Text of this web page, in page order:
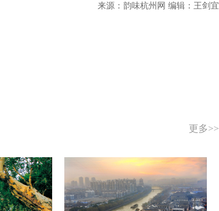
来源：韵味杭州网 编辑：王剑宜
更多>>